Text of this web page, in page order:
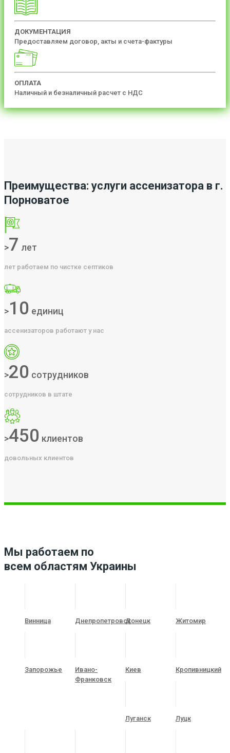
ДОКУМЕНТАЦИЯ
Предоставляем договор, акты и счета-фактуры
ОПЛАТА
Наличный и безналичный расчет с НДС
Преимущества: услуги ассенизатора в г.
Порноватое
>7 лет
лет работаем по чистке септиков
>10 единиц
ассенизаторов работают у нас
>20 сотрудников
сотрудников в штате
>450 клиентов
довольных клиентов
Мы работаем по
всем областям Украины
Винница ДнепропетровскДонецк Житомир
Запорожье
Ивано-
Франковск
Киев Кропивницкий
Луганск Луцк